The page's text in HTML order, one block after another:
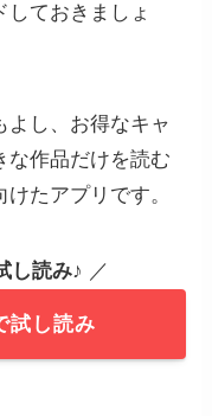
しておきましょ
よし、お得なキャ
な作品だけを読む
たアプリです。
し読み♪ ／
試し読み